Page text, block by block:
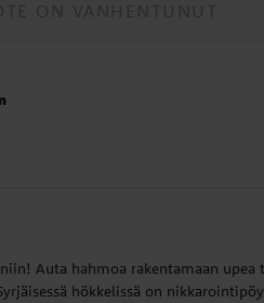
Auta hahmoa rakentamaan upea
hökkelissä on